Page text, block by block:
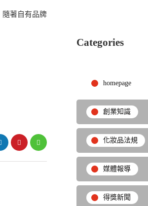
隨著自有品牌
Categories
homepage
創業知識
化妝品法規
媒體報導
得獎新聞